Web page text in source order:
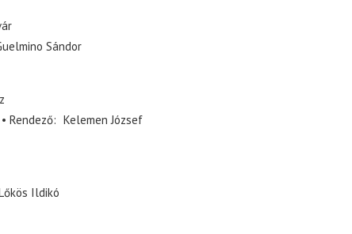
Sándor
Rendező
Kelemen József
Ildikó